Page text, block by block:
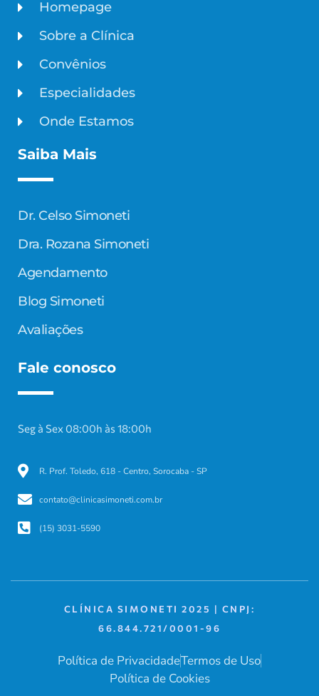
Homepage
Sobre a Clínica
Convênios
Especialidades
Onde Estamos
Saiba Mais
Dr. Celso Simoneti
Dra. Rozana Simoneti
Agendamento
Blog Simoneti
Avaliações
Fale conosco
Seg à Sex 08:00h às 18:00h
R. Prof. Toledo, 618 - Centro, Sorocaba - SP
contato@clinicasimoneti.com.br
(15) 3031-5590
CLÍNICA SIMONETI 2025 | CNPJ:
66.844.721/0001-96
Política de PrivacidadeTermos de Uso
Política de Cookies